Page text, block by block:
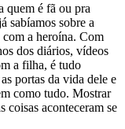
quem é fã ou pra
sabíamos sobre a
a heroína. Com
dos diários, vídeos
a filha, é tudo
portas da vida dele e
como tudo. Mostrar
aconteceram se